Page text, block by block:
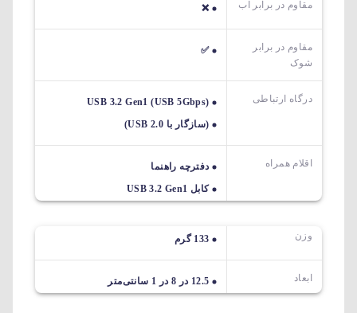
مقاوم در برابر آب ❌
مقاوم در برابر
شوک
✅
درگاه ارتباطی
USB 3.2 Gen1 (USB 5Gbps)
(سازگار با USB 2.0)
اقلام همراه
دفترچه راهنما
کابل USB 3.2 Gen1
وزن 133 گرم
ابعاد 12.5 در 8 در 1 سانتی‌متر